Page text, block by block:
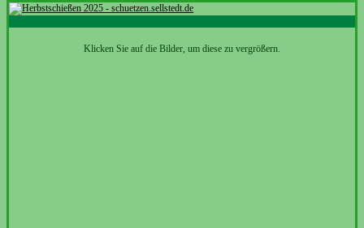
Klicken Sie auf die Bilder, um diese zu vergrößern.